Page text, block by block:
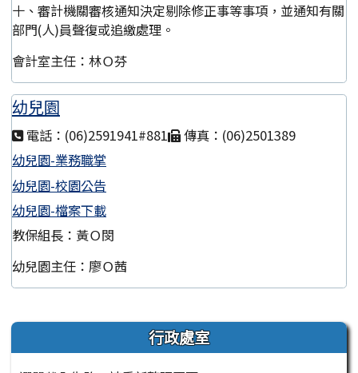
十、審計機關審核通知決定剔除修正事等事項，並通知有關
部門(人)員聲復或追繳處理。
會計室主任：林Ｏ芬
幼兒園
電話：(06)2591941#881
傳真：(06)2501389
幼兒園-業務職掌
幼兒園-校園公告
幼兒園-檔案下載
教保組長：黃Ｏ閔
幼兒園主任：廖Ｏ茜
左邊區域內容 行政處室